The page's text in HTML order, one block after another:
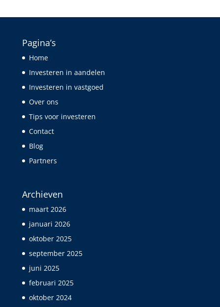
Pagina’s
Home
Investeren in aandelen
Investeren in vastgoed
Over ons
Tips voor investeren
Contact
Blog
Partners
Archieven
maart 2026
januari 2026
oktober 2025
september 2025
juni 2025
februari 2025
oktober 2024